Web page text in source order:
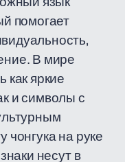
помогает
В мире
как яркие
и символы с
на руке
несут в